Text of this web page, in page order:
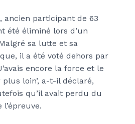
ancien participant de 63
été éliminé lors d’un
sa lutte et sa
il a été voté dehors par
encore la force et le
loin’, a-t-il déclaré,
qu’il avait perdu du